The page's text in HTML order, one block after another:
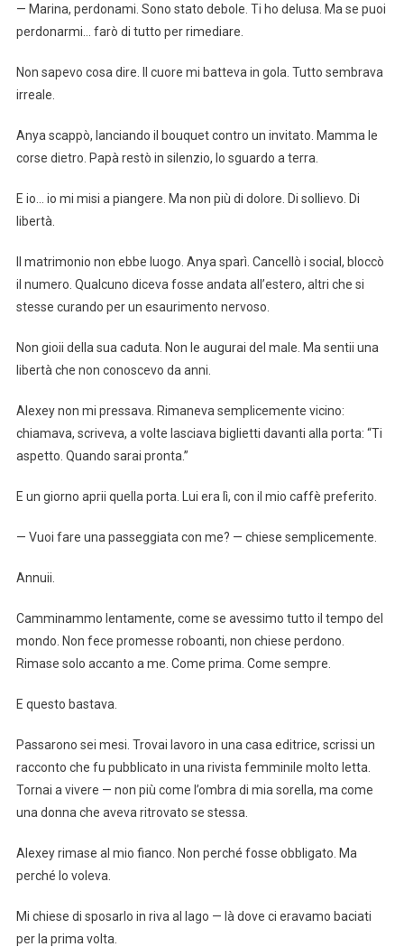
— Marina, perdonami. Sono stato debole. Ti ho delusa. Ma se puoi
perdonarmi… farò di tutto per rimediare.
Non sapevo cosa dire. Il cuore mi batteva in gola. Tutto sembrava
irreale.
Anya scappò, lanciando il bouquet contro un invitato. Mamma le
corse dietro. Papà restò in silenzio, lo sguardo a terra.
E io… io mi misi a piangere. Ma non più di dolore. Di sollievo. Di
libertà.
Il matrimonio non ebbe luogo. Anya sparì. Cancellò i social, bloccò
il numero. Qualcuno diceva fosse andata all’estero, altri che si
stesse curando per un esaurimento nervoso.
Non gioii della sua caduta. Non le augurai del male. Ma sentii una
libertà che non conoscevo da anni.
Alexey non mi pressava. Rimaneva semplicemente vicino:
chiamava, scriveva, a volte lasciava biglietti davanti alla porta: “Ti
aspetto. Quando sarai pronta.”
E un giorno aprii quella porta. Lui era lì, con il mio caffè preferito.
— Vuoi fare una passeggiata con me? — chiese semplicemente.
Annuii.
Camminammo lentamente, come se avessimo tutto il tempo del
mondo. Non fece promesse roboanti, non chiese perdono.
Rimase solo accanto a me. Come prima. Come sempre.
E questo bastava.
Passarono sei mesi. Trovai lavoro in una casa editrice, scrissi un
racconto che fu pubblicato in una rivista femminile molto letta.
Tornai a vivere — non più come l’ombra di mia sorella, ma come
una donna che aveva ritrovato se stessa.
Alexey rimase al mio fianco. Non perché fosse obbligato. Ma
perché lo voleva.
Mi chiese di sposarlo in riva al lago — là dove ci eravamo baciati
per la prima volta.